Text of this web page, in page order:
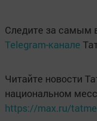
Следите за самым
Telegram-канале
Читайте новости
национальном
https://max.ru/